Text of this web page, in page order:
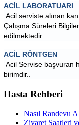
ACİL LABORATUARI
Acil serviste alınan
Çalışma Süreleri
edilmektedir.
ACİL RÖNTGEN
Acil Servise başvuran
birimdir..
Hasta Rehberi
Nasıl Randevu
Ziyaret Saatleri